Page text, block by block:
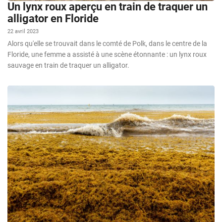
Un lynx roux aperçu en train de traquer un
alligator en Floride
22 avril 2023
Alors qu'elle se trouvait dans le comté de Polk, dans le centre de la
Floride, une femme a assisté à une scène étonnante : un lynx roux
sauvage en train de traquer un alligator.